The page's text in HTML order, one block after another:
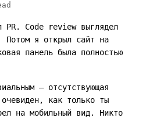
PR. Code review выглядел
Потом я открыл сайт на
панель была полностью
— отсутствующая
как только ты
на мобильный вид. Никто